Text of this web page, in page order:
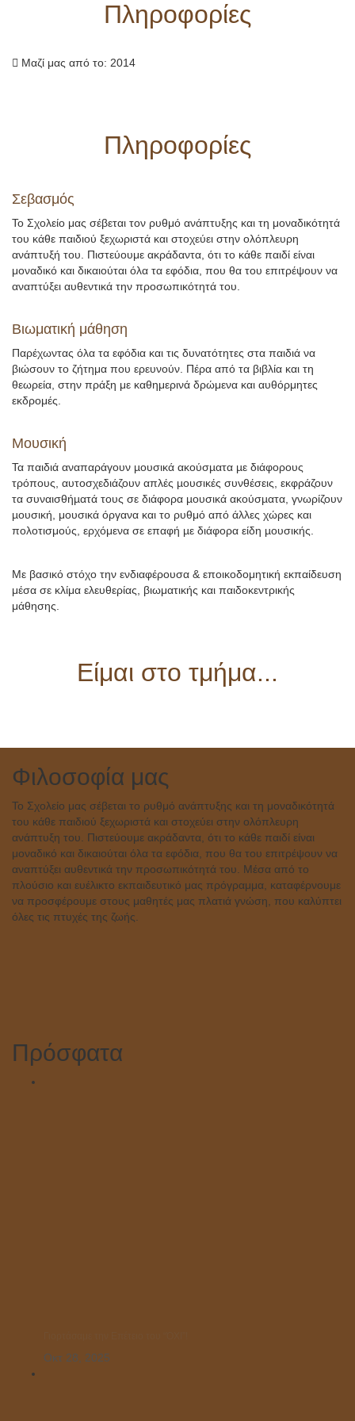
Πληροφορίες
Μαζί μας από το: 2014
Πληροφορίες
Σεβασμός
Το Σχολείο μας σέβεται τον ρυθμό ανάπτυξης και τη μοναδικότητά
του κάθε παιδιού ξεχωριστά και στοχεύει στην ολόπλευρη
ανάπτυξή του. Πιστεύουμε ακράδαντα, ότι το κάθε παιδί είναι
μοναδικό και δικαιούται όλα τα εφόδια, που θα του επιτρέψουν να
αναπτύξει αυθεντικά την προσωπικότητά του.
Βιωματική μάθηση
Παρέχωντας όλα τα εφόδια και τις δυνατότητες στα παιδιά να
βιώσουν το ζήτημα που ερευνούν. Πέρα από τα βιβλία και τη
θεωρεία, στην πράξη με καθημερινά δρώμενα και αυθόρμητες
εκδρομές.
Μουσική
Τα παιδιά αναπαράγουν µουσικά ακούσµατα µε διάφορους
τρόπους, αυτοσχεδιάζουν απλές µουσικές συνθέσεις, εκφράζουν
τα συναισθήµατά τους σε διάφορα µουσικά ακούσµατα, γνωρίζουν
µουσική, μουσικά όργανα και το ρυθμό από άλλες χώρες και
πολοτισμούς, ερχόμενα σε επαφή µε διάφορα είδη µουσικής.
Με βασικό στόχο την ενδιαφέρουσα & εποικοδομητική εκπαίδευση
μέσα σε κλίμα ελευθερίας, βιωματικής και παιδοκεντρικής
μάθησης.
Είμαι στο τμήμα...
Φιλοσοφία μας
Το Σχολείο μας σέβεται το ρυθμό ανάπτυξης και τη μοναδικότητά
του κάθε παιδιού ξεχωριστά και στοχεύει στην ολόπλευρη
ανάπτυξη του. Πιστεύουμε ακράδαντα, ότι το κάθε παιδί είναι
μοναδικό και δικαιούται όλα τα εφόδια, που θα του επιτρέψουν να
αναπτύξει αυθεντικά την προσωπικότητά του. Μέσα από το
πλούσιο και ευέλικτο εκπαιδευτικό μας πρόγραμμα, καταφέρνουμε
να προσφέρουμε στους μαθητές μας πλατιά γνώση, που καλύπτει
όλες τις πτυχές της ζωής.
Πρόσφατα
Οκτ 28, 2025